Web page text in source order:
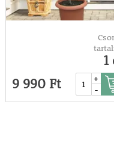
1
9 990 Ft
+
-